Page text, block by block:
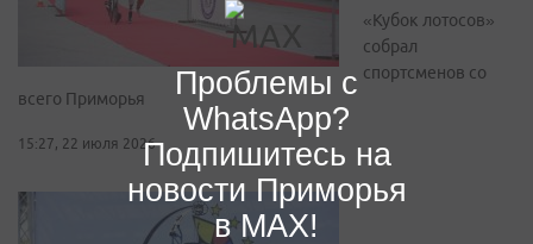
«Кубок лотосов»
собрал
спортсменов со
всего Приморья
15:27, 22 июля 2026
Проблемы с
WhatsApp?
Подпишитесь на
новости Приморья
в MAX!